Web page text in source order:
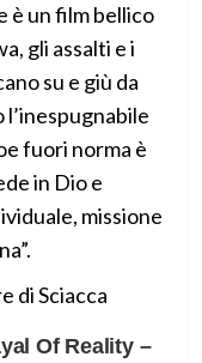
è un film bellico
gli assalti e i
su e giù da
fuori norma è
in Dio e
missione